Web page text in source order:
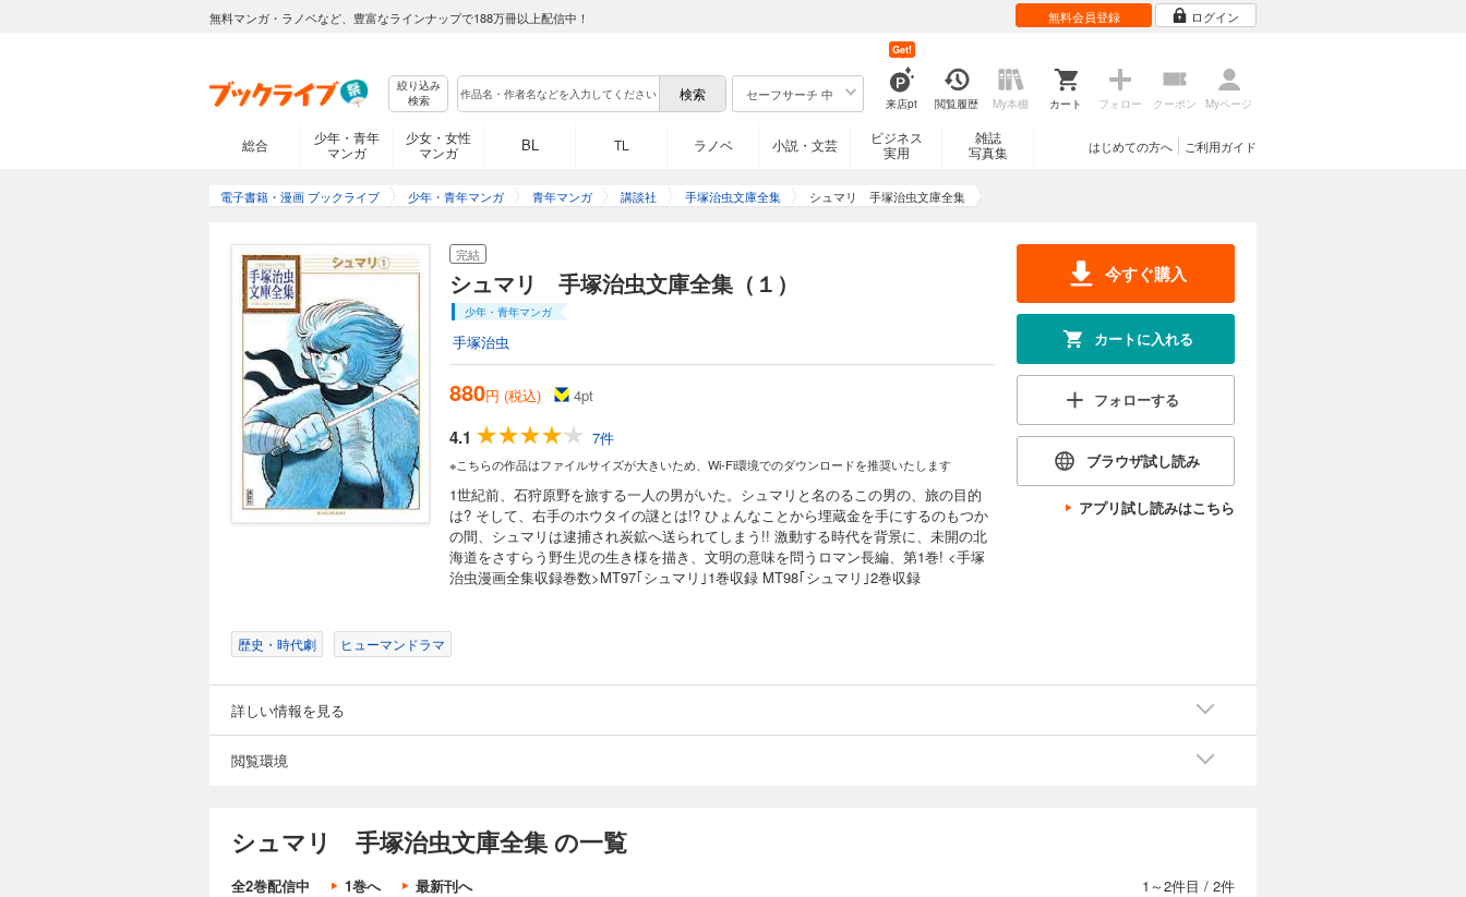
無料マンガ・ラノベなど、豊富なラインナップで188万冊以上配信中！ 無料会員登録 ログイン
絞り込み
検索
セーフサーチ 中
来店pt
Get!
閲覧履歴 My本棚 カート フォロー クーポン Myページ
総合
少年・青年
マンガ
少女・女性
マンガ
BL TL ラノベ 小説・文芸
ビジネス
実用
雑誌
写真集
ご利用ガイド
はじめての方へ
電子書籍・漫画 ブックライブ 少年・青年マンガ 青年マンガ 講談社 手塚治虫文庫全集 シュマリ 手塚治虫文庫全集
完結
シュマリ 手塚治虫文庫全集（１）
少年・青年マンガ
手塚治虫
880円 (税込) 4pt
4.1 7件
※こちらの作品はファイルサイズが大きいため、Wi-Fi環境でのダウンロードを推奨いたします
1世紀前、石狩原野を旅する一人の男がいた。シュマリと名のるこの男の、旅の目的
は? そして、右手のホウタイの謎とは!? ひょんなことから埋蔵金を手にするのもつか
の間、シュマリは逮捕され炭鉱へ送られてしまう!! 激動する時代を背景に、未開の北
海道をさすらう野生児の生き様を描き、文明の意味を問うロマン長編、第1巻! <手塚
治虫漫画全集収録巻数>MT97｢シュマリ｣1巻収録 MT98｢シュマリ｣2巻収録
今すぐ購入
カートに入れる
フォローする
ブラウザ試し読み
アプリ試し読みはこちら
歴史・時代劇 ヒューマンドラマ
詳しい情報を見る
閲覧環境
シュマリ 手塚治虫文庫全集 の一覧
全2巻配信中 1巻へ 最新刊へ 1～2件目 / 2件